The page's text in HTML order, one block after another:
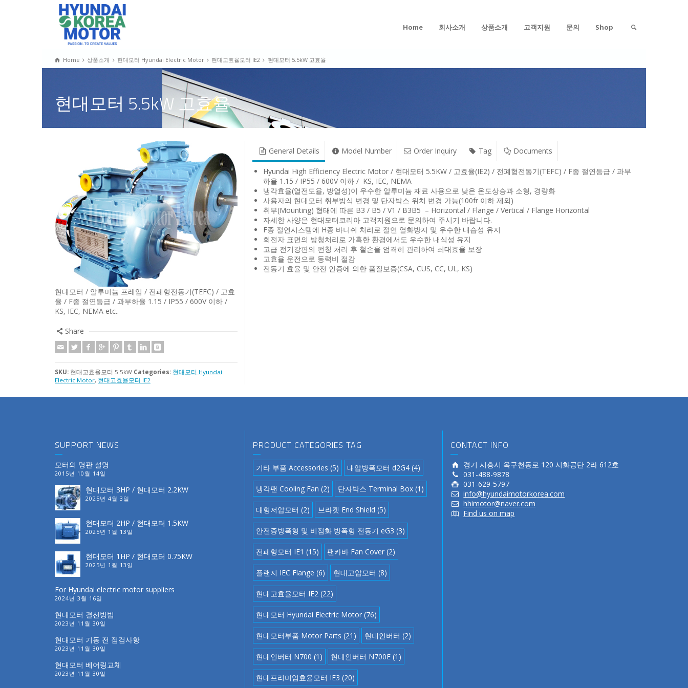
Home 회사소개 상품소개 고객지원 문의 Shop
Home 상품소개 현대모터 Hyundai Electric Motor 현대고효율모터 IE2 현대모터 5.5kW 고효율
현대모터 5.5kW 고효율
현대모터 / 알루미늄 프레임 / 전폐형전동기(TEFC) / 고효
율 / F종 절연등급 / 과부하율 1.15 / IP55 / 600V 이하 /
KS, IEC, NEMA etc..
Share
SKU: 현대고효율모터 5.5kW Categories: 현대모터 Hyundai
Electric Motor, 현대고효율모터 IE2
General Details Model Number Order Inquiry Tag Documents
Hyundai High Efficiency Electric Motor / 현대모터 5.5KW / 고효율(IE2) / 전폐형전동기(TEFC) / F종 절연등급 / 과부
하율 1.15 / IP55 / 600V 이하 / KS, IEC, NEMA
냉각효율(열전도율, 방열성)이 우수한 알루미늄 재료 사용으로 낮은 온도상승과 소형, 경량화
사용자의 현대모터 취부방식 변경 및 단자박스 위치 변경 가능(100fr 이하 제외)
취부(Mounting) 형태에 따른 B3 / B5 / V1 / B3B5 – Horizontal / Flange / Vertical / Flange Horizontal
자세한 사양은 현대모터코리아 고객지원으로 문의하여 주시기 바랍니다.
F종 절연시스템에 H종 바니쉬 처리로 절연 열화방지 및 우수한 내습성 유지
회전자 표면의 방청처리로 가혹한 환경에서도 우수한 내식성 유지
고급 전기강판의 펀칭 처리 후 철손을 엄격히 관리하여 최대효율 보장
고효율 운전으로 동력비 절감
전동기 효율 및 안전 인증에 의한 품질보증(CSA, CUS, CC, UL, KS)
SUPPORT NEWS
모터의 명판 설명
2015년 10월 14일
현대모터 3HP / 현대모터 2.2KW
2025년 4월 3일
현대모터 2HP / 현대모터 1.5KW
2025년 1월 13일
현대모터 1HP / 현대모터 0.75KW
2025년 1월 13일
For Hyundai electric motor suppliers
2024년 3월 16일
현대모터 결선방법
2023년 11월 30일
현대모터 기동 전 점검사항
2023년 11월 30일
현대모터 베어링교체
2023년 11월 30일
PRODUCT CATEGORIES TAG
기타 부품 Accessories (5) 내압방폭모터 d2G4(4)
냉각팬 Cooling Fan (2) 단자박스 Terminal Box(1)
대형저압모터 (2) 브라켓 End Shield (5)
안전증방폭형 및 비점화 방폭형 전동기 eG3 (3)
전폐형모터 IE1 (15) 팬카바 Fan Cover(2)
플랜지 IEC Flange (6) 현대고압모터 (8)
현대고효율모터 IE2(22)
현대모터 Hyundai Electric Motor(76)
현대모터부품 Motor Parts (21) 현대인버터 (2)
현대인버터 N700 (1) 현대인버터 N700E(1)
현대프리미엄효율모터 IE3 (20)
CONTACT INFO
경기 시흥시 옥구천동로 120 시화공단 2라 612호
031-488-9878
031-629-5797
info@hyundaimotorkorea.com
hhimotor@naver.com
Find us on map